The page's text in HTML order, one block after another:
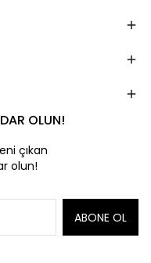
OLUN!
çıkan
olun!
ABONE OL